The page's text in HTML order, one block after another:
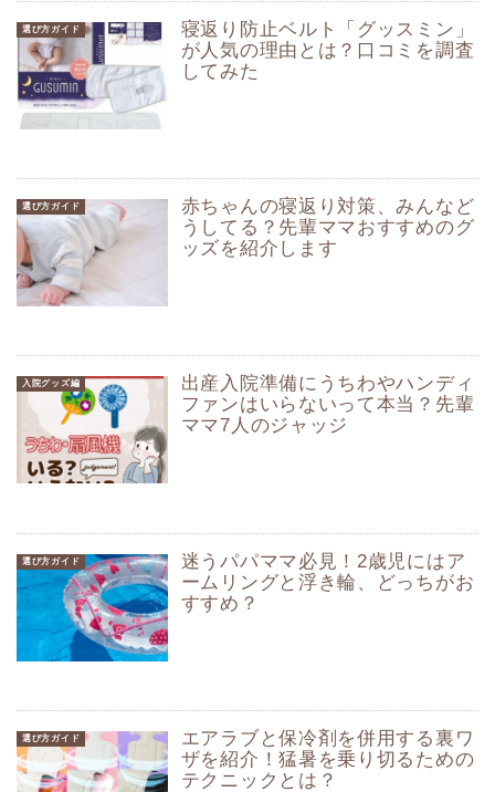
選び方ガイド
寝返り防止ベルト「グッスミン」
が人気の理由とは？口コミを調査
してみた
選び方ガイド
赤ちゃんの寝返り対策、みんなど
うしてる？先輩ママおすすめのグ
ッズを紹介します
入院グッズ編
出産入院準備にうちわやハンディ
ファンはいらないって本当？先輩
ママ7人のジャッジ
選び方ガイド
迷うパパママ必見！2歳児にはア
ームリングと浮き輪、どっちがお
すすめ？
選び方ガイド
エアラブと保冷剤を併用する裏ワ
ザを紹介！猛暑を乗り切るための
テクニックとは？